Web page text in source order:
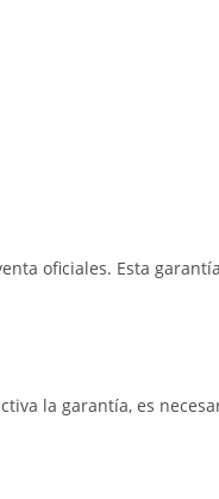
oficiales. Esta
la garantía, es